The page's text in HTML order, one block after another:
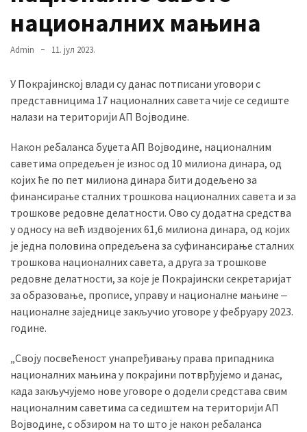
MOST
Вести
(901)
Вршац
(872)
ГРАДОВИ
(810)
Пландиште
(139)
Uncategorized
(493)
Панчево
(479)
Чланци
(306)
националних мањина
Admin 11. јул 2023.
У Покрајинској влади су данас потписани уговори с
представницима 17 националних савета чије се седиште
налази на територији АП Војводине.
Након ребаланса буџета АП Војводине, националним
саветима опредељен је износ од 10 милиона динара, од
којих ће по пет милиона динара бити додељено за
финансирање сталних трошкова националних савета и за
трошкове редовне делатности. Ово су додатна средства
у односу на већ издвојених 61,6 милиона динара, од којих
је једна половина опредељена за суфинансирање сталних
трошкова националних савета, а друга за трошкове
редовне делатности, за које је Покрајински секретаријат
за образовање, прописе, управу и националне мањине ‒
националне заједнице закључио уговоре у фебруару 2023.
године.
„Своју посвећеност унапређивању права припадника
националних мањина у покрајини потврђујемо и данас,
када закључујемо нове уговоре о додели средстава свим
националним саветима са седиштем на територији АП
Војводине, с обзиром на то што је након ребаланса